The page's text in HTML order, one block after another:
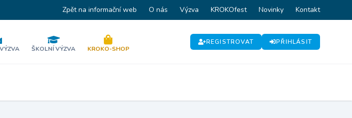
Zpět na informační web O nás Výzva KROKOfest Novinky Kontakt
ŠKOLNÍ VÝZVA KROKO-SHOP
REGISTROVAT PŘIHLÁSIT